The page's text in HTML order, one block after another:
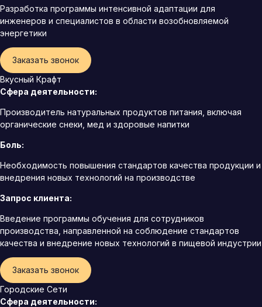
Разработка программы интенсивной адаптации для
инженеров и специалистов в области возобновляемой
энергетики
Заказать звонок
Вкусный Крафт
Сфера деятельности:
Производитель натуральных продуктов питания, включая
органические снеки, мед и здоровые напитки
Боль:
Необходимость повышения стандартов качества продукции и
внедрения новых технологий на производстве
Запрос клиента:
Введение программы обучения для сотрудников
производства, направленной на соблюдение стандартов
качества и внедрение новых технологий в пищевой индустрии
Заказать звонок
Городские Сети
Сфера деятельности: